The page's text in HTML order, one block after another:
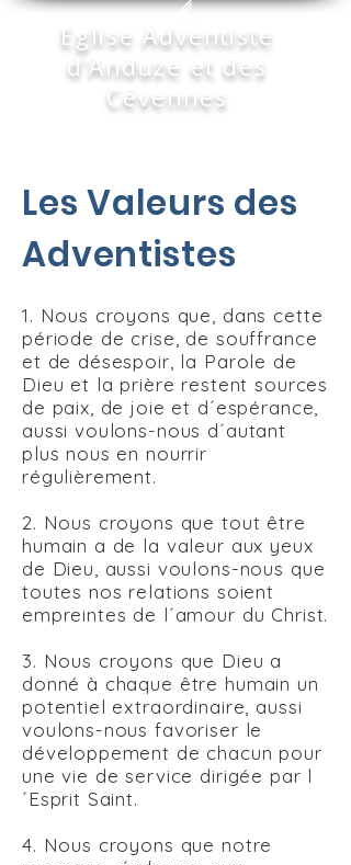
Eglise Adventiste
d'Anduze et des
Cévennes
Les Valeurs des
Adventistes
1. Nous croyons que, dans cette
période de crise, de souffrance
et de désespoir, la Parole de
Dieu et la prière restent sources
de paix, de joie et d´espérance,
aussi voulons-nous d´autant
plus nous en nourrir
régulièrement.
2. Nous croyons que tout être
humain a de la valeur aux yeux
de Dieu, aussi voulons-nous que
toutes nos relations soient
empreintes de l´amour du Christ.
3. Nous croyons que Dieu a
donné à chaque être humain un
potentiel extraordinaire, aussi
voulons-nous favoriser le
développement de chacun pour
une vie de service dirigée par l
´Esprit Saint.
4. Nous croyons que notre